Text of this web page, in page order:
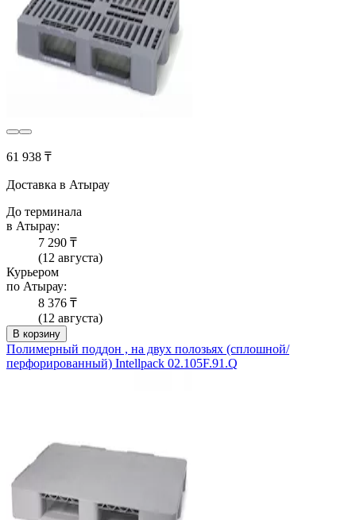
61 938 ₸
Доставка в Атырау
До терминала
в Атырау:
7 290 ₸
(12 августа)
Курьером
по Атырау:
8 376 ₸
(12 августа)
В корзину
Полимерный поддон , на двух полозьях (сплошной/
перфорированный) Intellpack 02.105F.91.Q